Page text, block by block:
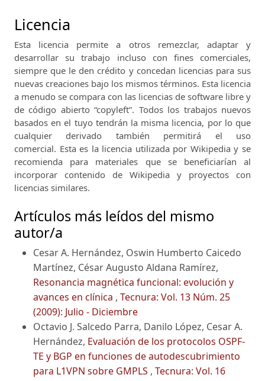
Licencia
Esta licencia permite a otros remezclar, adaptar y
desarrollar su trabajo incluso con fines comerciales,
siempre que le den crédito y concedan licencias para sus
nuevas creaciones bajo los mismos términos. Esta licencia
a menudo se compara con las licencias de software libre y
de código abierto “copyleft”. Todos los trabajos nuevos
basados ​​en el tuyo tendrán la misma licencia, por lo que
cualquier derivado también permitirá el uso
comercial. Esta es la licencia utilizada por Wikipedia y se
recomienda para materiales que se beneficiarían al
incorporar contenido de Wikipedia y proyectos con
licencias similares.
Artículos más leídos del mismo
autor/a
Cesar A. Hernández, Oswin Humberto Caicedo
Martínez, César Augusto Aldana Ramírez,
Resonancia magnética funcional: evolución y
avances en clínica , Tecnura: Vol. 13 Núm. 25
(2009): Julio - Diciembre
Octavio J. Salcedo Parra, Danilo López, Cesar A.
Hernández, Evaluación de los protocolos OSPF-
TE y BGP en funciones de autodescubrimiento
para L1VPN sobre GMPLS , Tecnura: Vol. 16